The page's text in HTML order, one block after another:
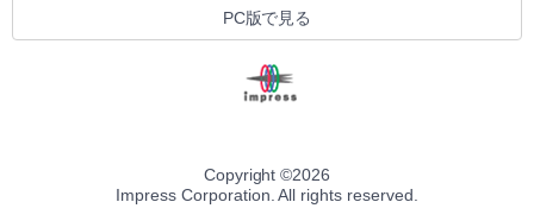
PC版で見る
Copyright ©2026
Impress Corporation. All rights reserved.